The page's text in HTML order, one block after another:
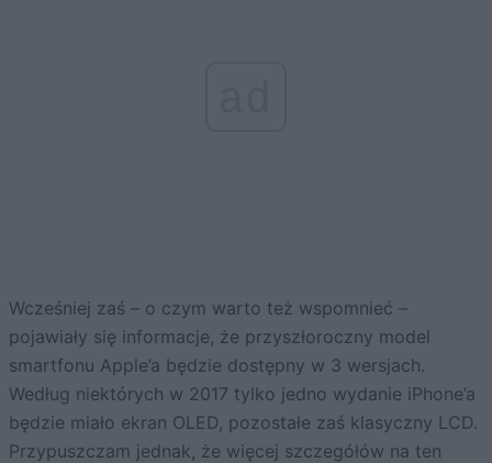
Wcześniej zaś – o czym warto też wspomnieć –
pojawiały się informacje, że przyszłoroczny model
smartfonu Apple’a będzie dostępny w 3 wersjach.
Według niektórych w 2017 tylko jedno wydanie iPhone’a
będzie miało ekran OLED, pozostałe zaś klasyczny LCD.
Przypuszczam jednak, że więcej szczegółów na ten